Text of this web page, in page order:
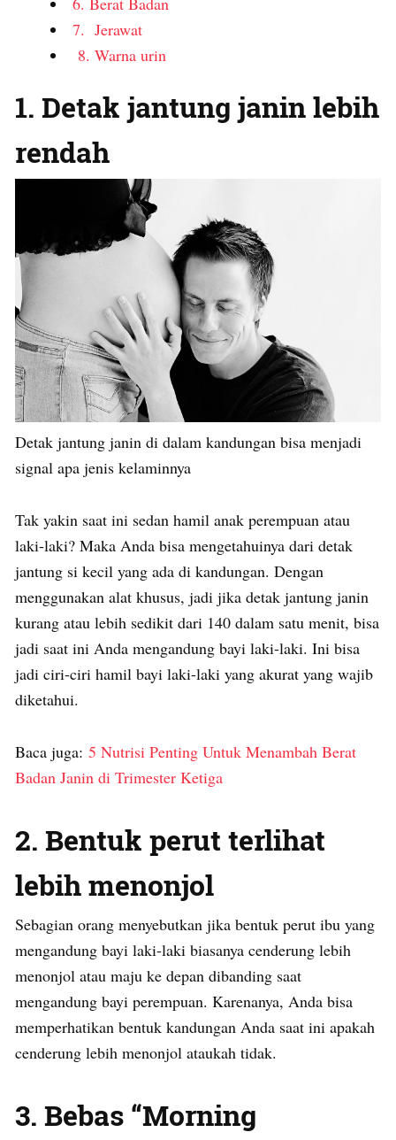
7. Jerawat
8. Warna urin
1. Detak jantung janin lebih
rendah
Detak jantung janin di dalam kandungan bisa menjadi
signal apa jenis kelaminnya
Tak yakin saat ini sedan hamil anak perempuan atau
laki-laki? Maka Anda bisa mengetahuinya dari detak
jantung si kecil yang ada di kandungan. Dengan
menggunakan alat khusus, jadi jika detak jantung janin
kurang atau lebih sedikit dari 140 dalam satu menit, bisa
jadi saat ini Anda mengandung bayi laki-laki. Ini bisa
jadi ciri-ciri hamil bayi laki-laki yang akurat yang wajib
diketahui.
Baca juga: 5 Nutrisi Penting Untuk Menambah Berat
Badan Janin di Trimester Ketiga
2. Bentuk perut terlihat
lebih menonjol
Sebagian orang menyebutkan jika bentuk perut ibu yang
mengandung bayi laki-laki biasanya cenderung lebih
menonjol atau maju ke depan dibanding saat
mengandung bayi perempuan. Karenanya, Anda bisa
memperhatikan bentuk kandungan Anda saat ini apakah
cenderung lebih menonjol ataukah tidak.
3. Bebas “Morning